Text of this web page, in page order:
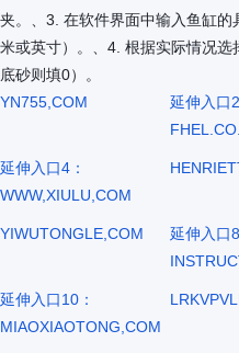
夹。、3. 在软件界面中输入鱼缸
米或英寸）。、4. 根据实际情况
底砂则填0）。
YN755,COM
延伸入口2
延伸入口4：
WWW,XIULU,COM
YIWUTONGLE,COM
延伸入口8
延伸入口10：
MIAOXIAOTONG,COM